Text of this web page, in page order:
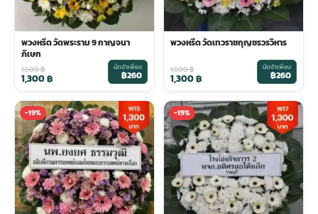
พวงหรีด วัดพระราม 9 กาญจนา
ภิเษก
1,600฿
1,300฿
มัดจำเพียง
฿260
พวงหรีด วัดเทวราชกุญชรวรวิหาร
1,600฿
1,300฿
มัดจำเพียง
฿260
-19% -19%